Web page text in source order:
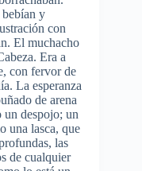
y
con
El muchacho
Era a
con fervor de
La esperanza
de arena
un despojo; un
una lasca, que
las
de cualquier